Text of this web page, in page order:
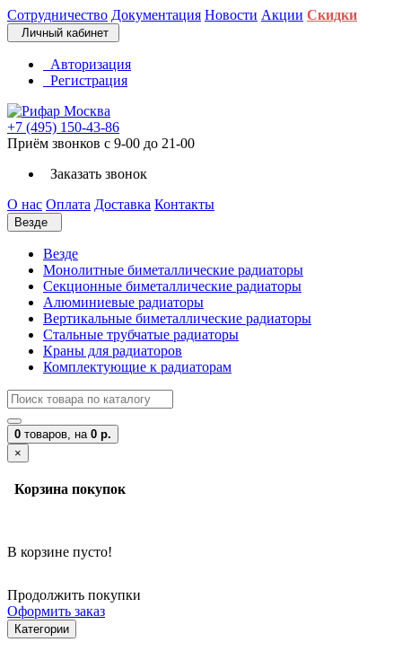
Сотрудничество Документация Новости Акции Скидки
Личный кабинет
Авторизация
Регистрация
+7 (495) 150-43-86
Приём звонков с 9-00 до 21-00
Заказать звонок
О нас Оплата Доставка Контакты
Везде
Везде
Монолитные биметаллические радиаторы
Секционные биметаллические радиаторы
Алюминиевые радиаторы
Вертикальные биметаллические радиаторы
Стальные трубчатые радиаторы
Краны для радиаторов
Комплектующие к радиаторам
0 товаров, на 0 р.
×
Корзина покупок
В корзине пусто!
Продолжить покупки
Оформить заказ
Категории